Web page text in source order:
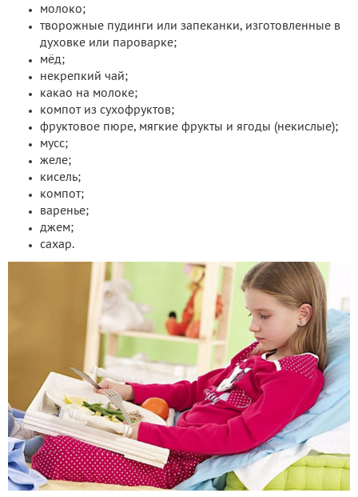
молоко;
творожные пудинги или запеканки, изготовленные в
духовке или пароварке;
мёд;
некрепкий чай;
какао на молоке;
компот из сухофруктов;
фруктовое пюре, мягкие фрукты и ягоды (некислые);
мусс;
желе;
кисель;
компот;
варенье;
джем;
сахар.